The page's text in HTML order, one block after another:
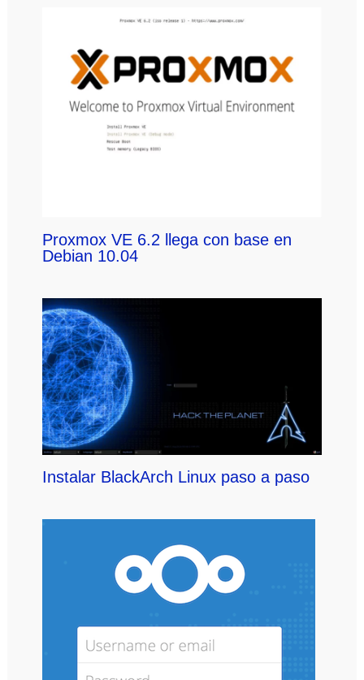
Proxmox VE 6.2 llega con base en
Debian 10.04
Instalar BlackArch Linux paso a paso